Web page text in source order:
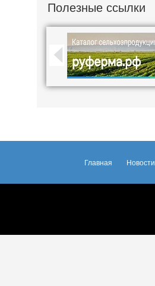
Полезные ссылки
Главная Новости